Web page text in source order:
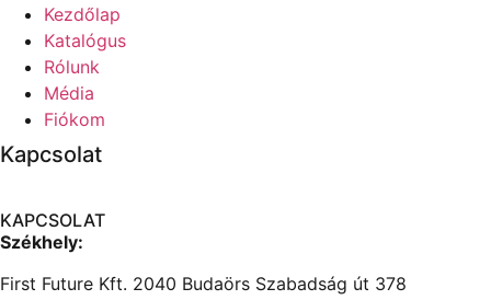
Kezdőlap
Katalógus
Rólunk
Média
Fiókom
Kapcsolat
KAPCSOLAT
Székhely:
First Future Kft. 2040 Budaörs Szabadság út 378